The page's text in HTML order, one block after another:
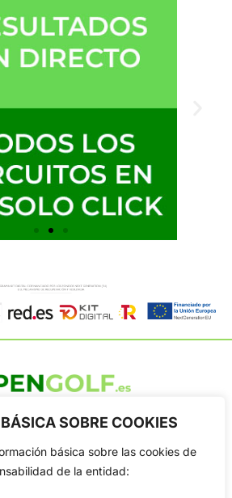
SOBRE COOKIES
básica sobre las cookies de
de la entidad:
la actualidad, información del golf
resultados en directo, vídeos, noticias,
Tour...